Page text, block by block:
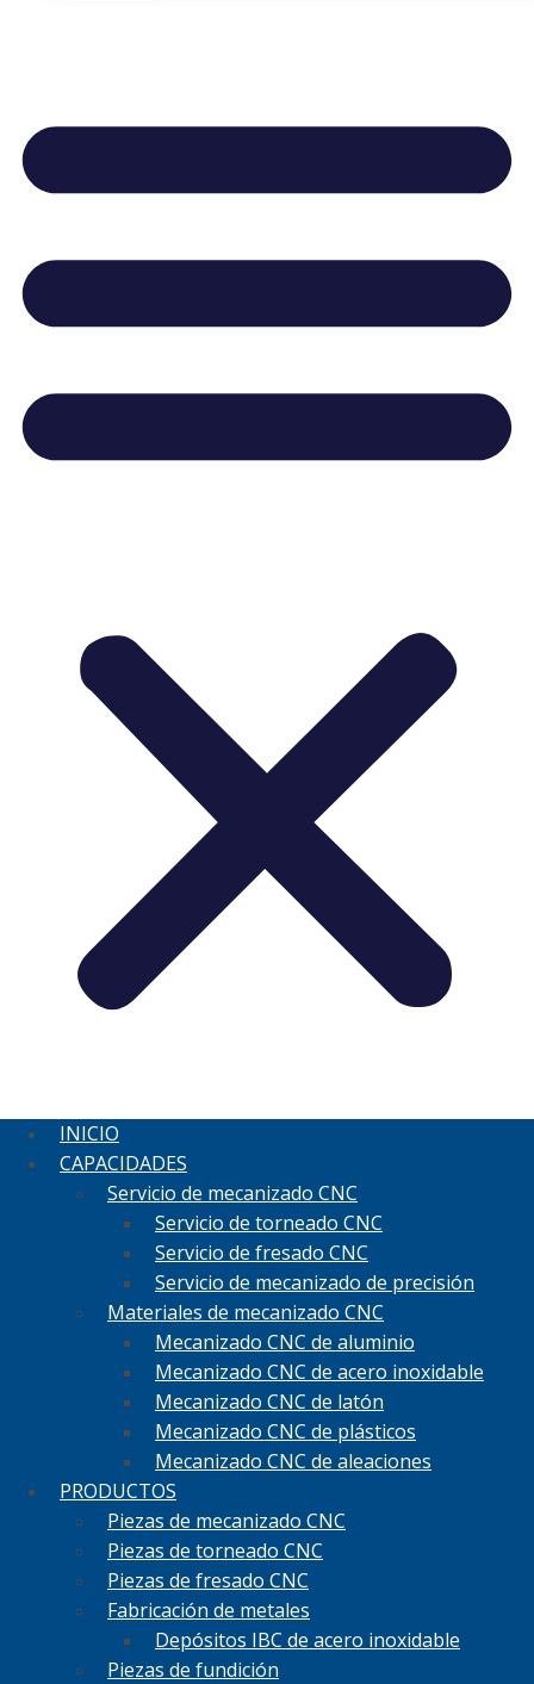
INICIO
CAPACIDADES
Servicio de mecanizado CNC
Servicio de torneado CNC
Servicio de fresado CNC
Servicio de mecanizado de precisión
Materiales de mecanizado CNC
Mecanizado CNC de aluminio
Mecanizado CNC de acero inoxidable
Mecanizado CNC de latón
Mecanizado CNC de plásticos
Mecanizado CNC de aleaciones
PRODUCTOS
Piezas de mecanizado CNC
Piezas de torneado CNC
Piezas de fresado CNC
Fabricación de metales
Depósitos IBC de acero inoxidable
Piezas de fundición